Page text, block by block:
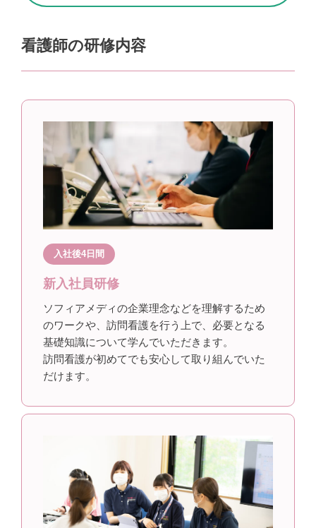
看護師の研修内容
入社後4日間
新入社員研修
ソフィアメディの企業理念などを理解するため
のワークや、訪問看護を行う上で、必要となる
基礎知識について学んでいただきます。
訪問看護が初めてでも安心して取り組んでいた
だけます。